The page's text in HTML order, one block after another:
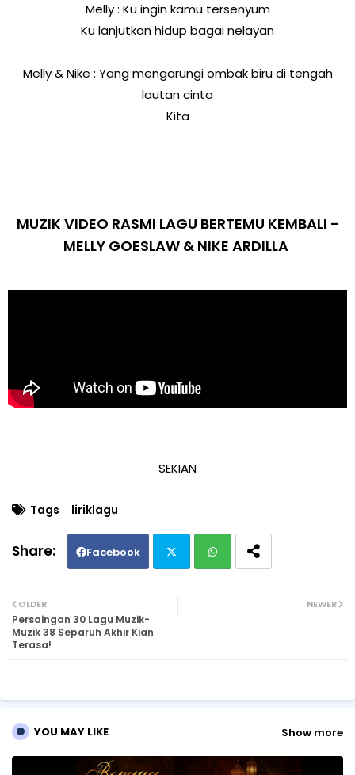
Melly : Ku ingin kamu tersenyum
Ku lanjutkan hidup bagai nelayan
Melly & Nike : Yang mengarungi ombak biru di tengah
lautan cinta
Kita
MUZIK VIDEO RASMI LAGU BERTEMU KEMBALI -
MELLY GOESLAW & NIKE ARDILLA
SEKIAN
Tags liriklagu
Facebook
NEWER
OLDER
Persaingan 30 Lagu Muzik-
Muzik 38 Separuh Akhir Kian
Terasa!
YOU MAY LIKE Show more